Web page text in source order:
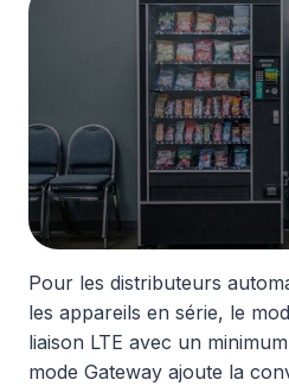
Pour les distributeurs
les appareils en série, le
liaison LTE avec un
mode Gateway ajoute la